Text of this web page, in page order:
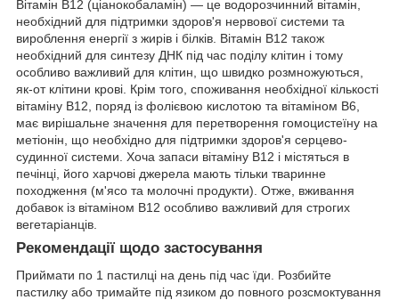
Вітамін B12 (ціанокобаламін) — це водорозчинний вітамін,
необхідний для підтримки здоров'я нервової системи та
вироблення енергії з жирів і білків. Вітамін B12 також
необхідний для синтезу ДНК під час поділу клітин і тому
особливо важливий для клітин, що швидко розмножуються,
як-от клітини крові. Крім того, споживання необхідної кількості
вітаміну B12, поряд із фолієвою кислотою та вітаміном B6,
має вирішальне значення для перетворення гомоцистеїну на
метіонін, що необхідно для підтримки здоров'я серцево-
судинної системи. Хоча запаси вітаміну B12 і містяться в
печінці, його харчові джерела мають тільки тваринне
походження (м'ясо та молочні продукти). Отже, вживання
добавок із вітаміном B12 особливо важливий для строгих
вегетаріанців.
Рекомендації щодо застосування
Приймати по 1 пастилці на день під час їди. Розбийте
пастилку або тримайте під язиком до повного розсмоктування